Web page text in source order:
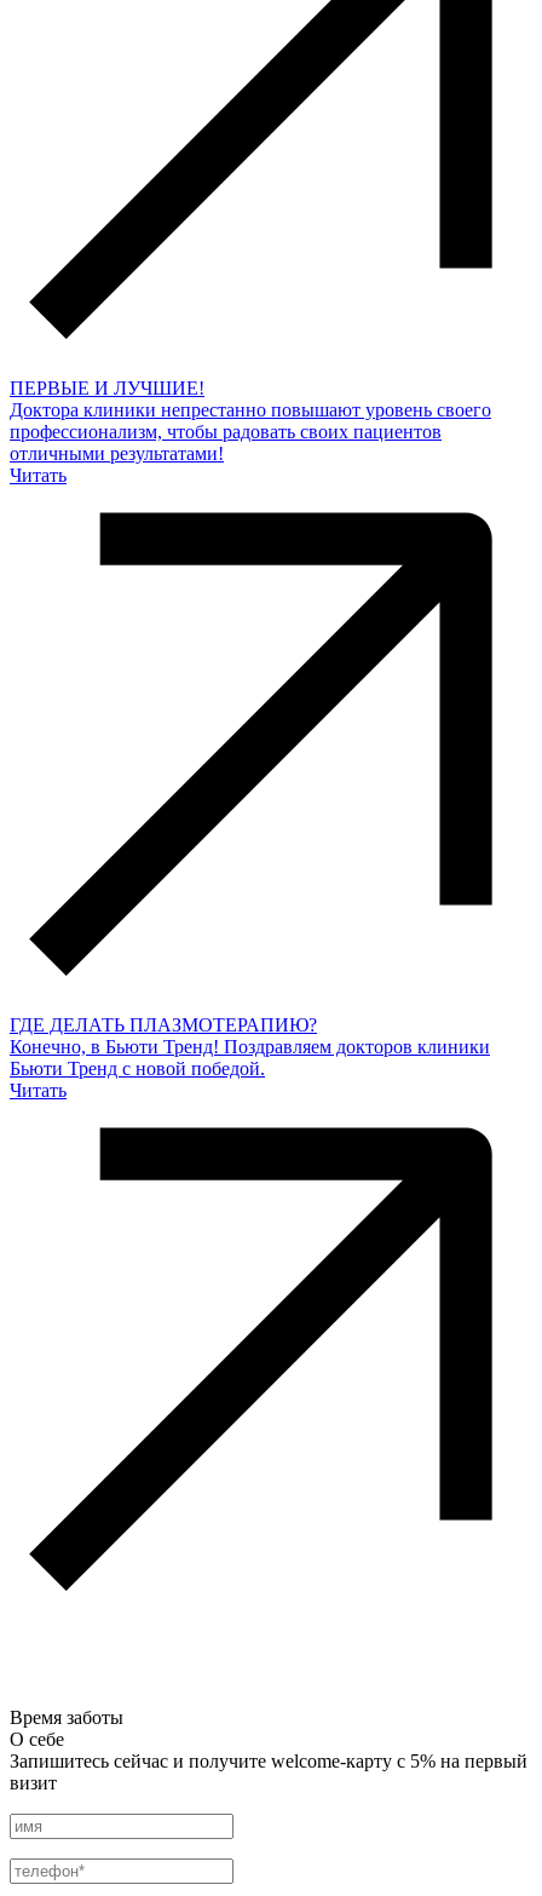
ПЕРВЫЕ И ЛУЧШИЕ!
Доктора клиники непрестанно повышают уровень своего
профессионализм, чтобы радовать своих пациентов
отличными результатами!
Читать
ГДЕ ДЕЛАТЬ ПЛАЗМОТЕРАПИЮ?
Конечно, в Бьюти Тренд! Поздравляем докторов клиники
Бьюти Тренд с новой победой.
Читать
Время заботы
О себе
Запишитесь сейчас и получите welcome-карту с 5% на первый
визит